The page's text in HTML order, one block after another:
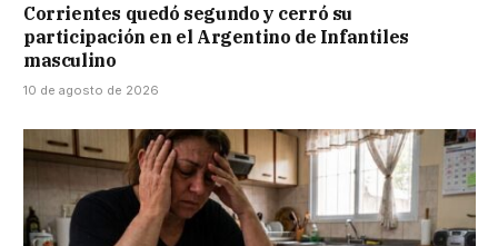
Corrientes quedó segundo y cerró su
participación en el Argentino de Infantiles
masculino
10 de agosto de 2026